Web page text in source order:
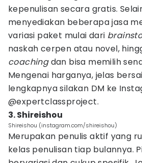
kepenulisan secara gratis.
menyediakan beberapa jasa
variasi paket mulai dari
naskah cerpen atau novel,
coachingdan bisa memilih
Mengenai harganya, jelas
lengkapnya silakan DM ke
@expertclassproject.
3. Shireishou
Shireishou (instagram.com/shireishou)
Merupakan penulis aktif yang
kelas penulisan tiap bulannya.